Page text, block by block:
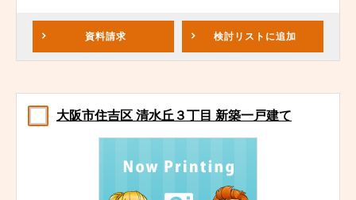
資料請求 検討リスト に追加
大阪市住吉区 清水丘３丁目 新築一戸建て